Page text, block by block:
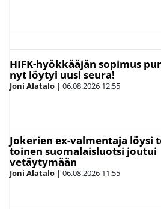
HIFK-hyökkääjän sopimus
nyt löytyi uusi seura!
Joni Alatalo | 06.08.2026 12:55
Jokerien ex-valmentaja löysi
toinen suomalaisluotsi joutui
vetäytymään
Joni Alatalo | 06.08.2026 11:55